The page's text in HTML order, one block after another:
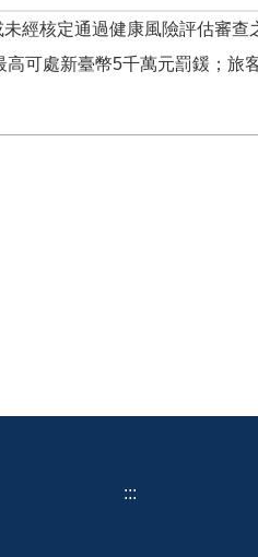
經核定通過健康風險評估審
可處新臺幣5千萬元罰鍰；旅
:::